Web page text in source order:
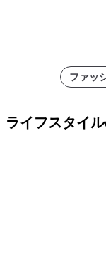
ファッ
ライフスタイ